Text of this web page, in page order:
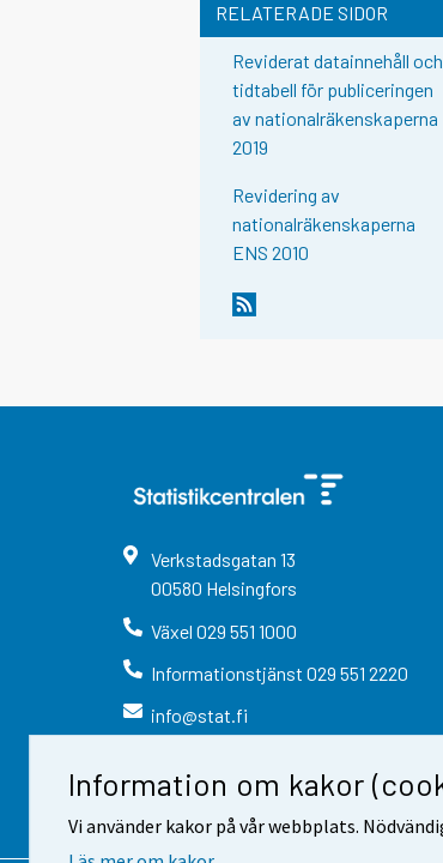
Information om kakor
Vi använder kakor på vår webbplats.
RELATERADE SIDOR
Reviderat datainnehåll och
tidtabell för publiceringen
av nationalräkenskaperna
2019
Revidering av
nationalräkenskaperna
ENS 2010
Verkstadsgatan 13
00580 Helsingfors
Växel 029 551 1000
Informationstjänst 029 551 2220
info@stat.fi